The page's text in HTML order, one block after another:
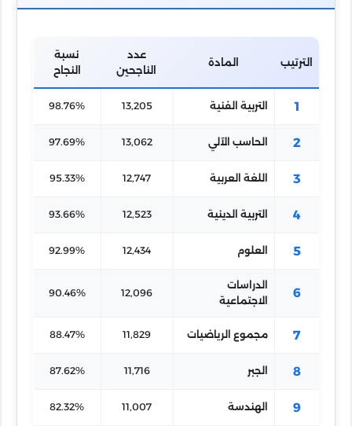
الترتيب المادة
عدد
الناجحين
نسبة
النجاح
1 التربية الفنية 13,205
98.76%
2 الحاسب الآلي 13,062
97.69%
3 اللغة العربية 12,747
95.33%
4 التربية الدينية 12,523
93.66%
5 العلوم 12,434
92.99%
6
الدراسات
الاجتماعية
12,096
90.46%
7 مجموع الرياضيات 11,829
88.47%
8 الجبر 11,716
87.62%
9 الهندسة 11,007
82.32%